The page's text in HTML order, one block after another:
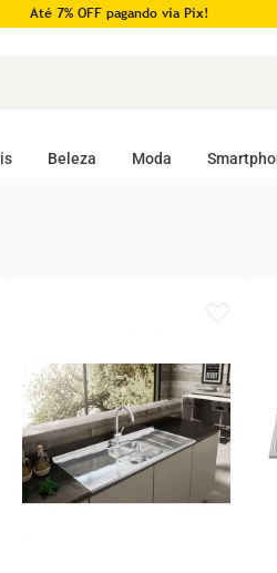
Até 7% OFF pagando via Pix!
Beleza Moda